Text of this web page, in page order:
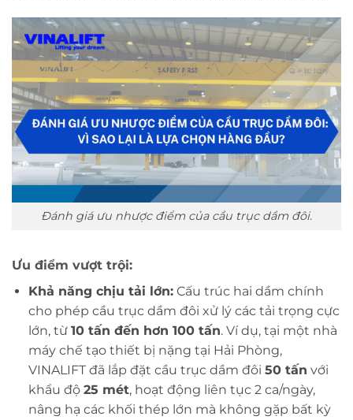
Đánh giá ưu nhược điểm của cầu trục dầm đôi.
Ưu điểm vượt trội:
Khả năng chịu tải lớn:Cấu trúc hai dầm chính
cho phép cầu trục dầm đôi xử lý các tải trọng cực
lớn, từ 10 tấn đến hơn 100 tấn. Ví dụ, tại một nhà
máy chế tạo thiết bị nặng tại Hải Phòng,
VINALIFT đã lắp đặt cầu trục dầm đôi 50 tấn với
khẩu độ 25 mét, hoạt động liên tục 2 ca/ngày,
nâng hạ các khối thép lớn mà không gặp bất kỳ